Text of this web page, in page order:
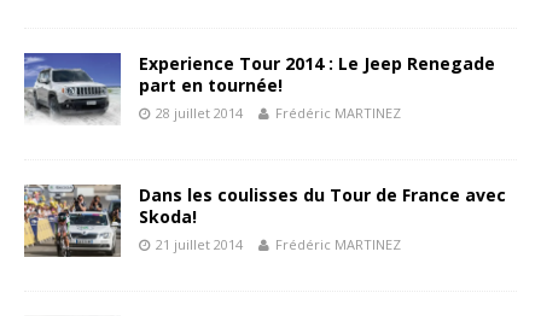
Experience Tour 2014 : Le Jeep Renegade
part en tournée!
28 juillet 2014 Frédéric MARTINEZ
Dans les coulisses du Tour de France avec
Skoda!
21 juillet 2014 Frédéric MARTINEZ